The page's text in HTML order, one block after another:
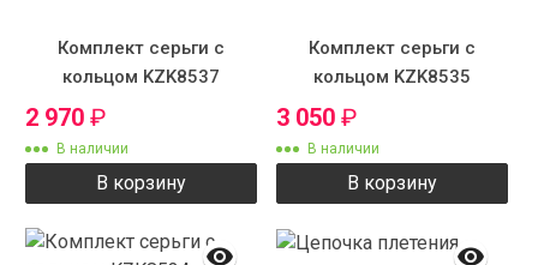
Комплект серьги с
кольцом KZK8537
2 970 ₽
В наличии
В корзину
Комплект серьги с
кольцом KZK8535
3 050 ₽
В наличии
В корзину